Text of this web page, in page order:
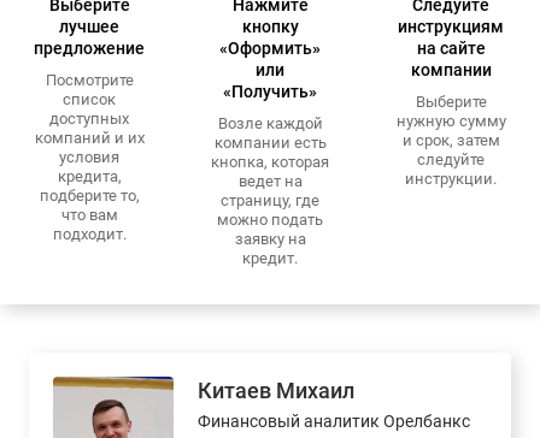
Выберите
лучшее
предложение
Посмотрите
список
доступных
компаний и их
условия
кредита,
подберите то,
что вам
подходит.
Нажмите
кнопку
«Оформить»
или
«Получить»
Возле каждой
компании есть
кнопка, которая
ведет на
страницу, где
можно подать
заявку на
кредит.
Следуйте
инструкциям
на сайте
компании
Выберите
нужную сумму
и срок, затем
следуйте
инструкции.
Китаев Михаил
Финансовый аналитик Орелбанкс